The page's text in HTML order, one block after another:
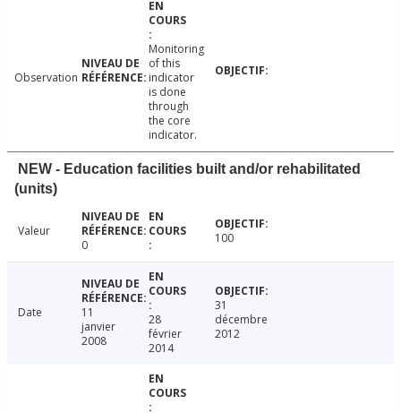
Observation
Monitoring
of this
indicator
is done
through
the core
indicator.
NEW - Education facilities built and/or rehabilitated
(units)
Valeur
0
100
Date
11
janvier
2008
28
février
2014
31
décembre
2012